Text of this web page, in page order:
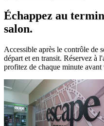
Échappez au
salon.
Accessible après le contrôle de
départ et en transit. Réservez à
profitez de chaque minute